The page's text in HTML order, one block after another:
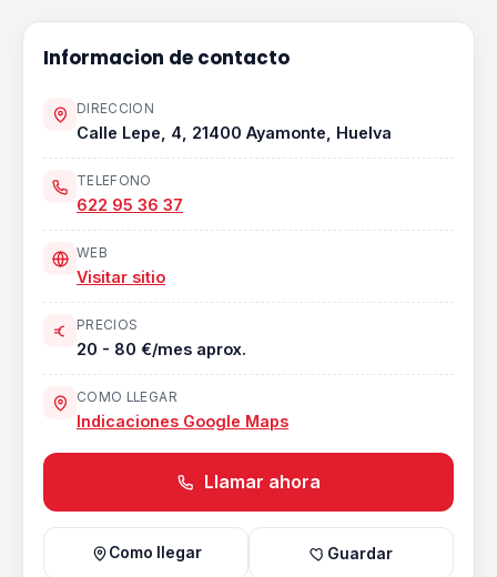
Informacion de contacto
DIRECCION
Calle Lepe, 4, 21400 Ayamonte, Huelva
TELEFONO
622 95 36 37
WEB
Visitar sitio
PRECIOS
20 - 80 €/mes aprox.
COMO LLEGAR
Indicaciones Google Maps
Llamar ahora
Como llegar Guardar